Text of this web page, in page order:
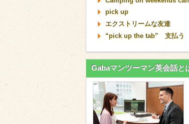
pick up
エクストリームな友達
“pick up the tab” 支払う
Gabaマンツーマン英会話と